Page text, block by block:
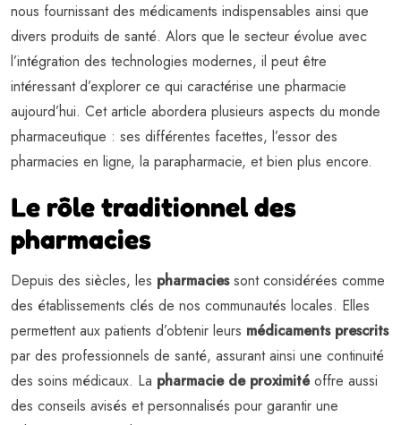
nous fournissant des médicaments indispensables ainsi que
divers produits de santé. Alors que le secteur évolue avec
l’intégration des technologies modernes, il peut être
intéressant d’explorer ce qui caractérise une pharmacie
aujourd’hui. Cet article abordera plusieurs aspects du monde
pharmaceutique : ses différentes facettes, l’essor des
pharmacies en ligne, la parapharmacie, et bien plus encore.
Le rôle traditionnel des
pharmacies
Depuis des siècles, les pharmaciessont considérées comme
des établissements clés de nos communautés locales. Elles
permettent aux patients d’obtenir leurs médicaments prescrits
par des professionnels de santé, assurant ainsi une continuité
des soins médicaux. La pharmacie de proximitéoffre aussi
des conseils avisés et personnalisés pour garantir une